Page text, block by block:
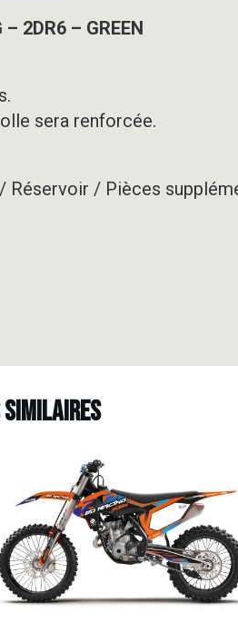
-
-
GREEN
2DR6 – GREEN
sera renforcée.
/ Pièces